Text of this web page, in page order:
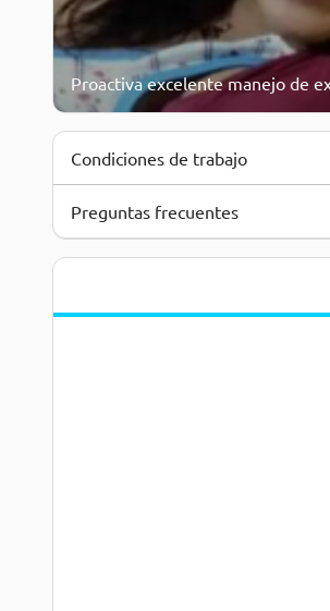
Proactiva excelente manejo de
Condiciones de trabajo
Preguntas frecuentes